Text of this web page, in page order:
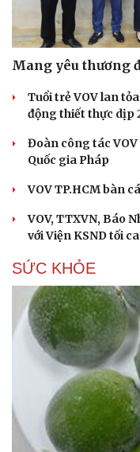
Mang yêu thương
Tuổi trẻ VOV lan
động thiết thực dịp
Đoàn công tác
Quốc gia Pháp
VOV TP.HCM bàn
VOV, TTXVN, Báo
với Viện KSND tối
SỨC KHỎE